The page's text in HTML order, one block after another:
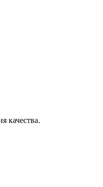
качества.